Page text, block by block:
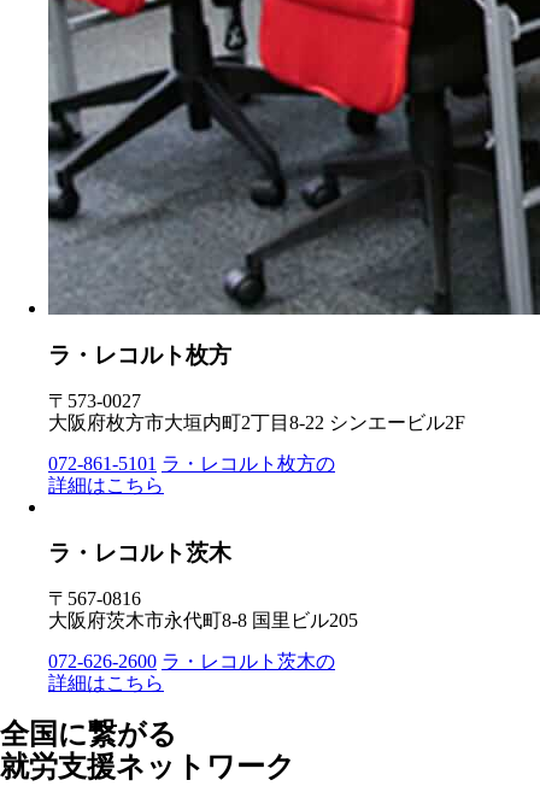
ラ・レコルト枚方
〒573-0027
大阪府枚方市大垣内町2丁目8-22 シンエービル2F
072-861-5101 ラ・レコルト枚方の
詳細はこちら
ラ・レコルト茨木
〒567-0816
大阪府茨木市永代町8-8 国里ビル205
072-626-2600 ラ・レコルト茨木の
詳細はこちら
全国に繋がる
就労支援ネットワーク